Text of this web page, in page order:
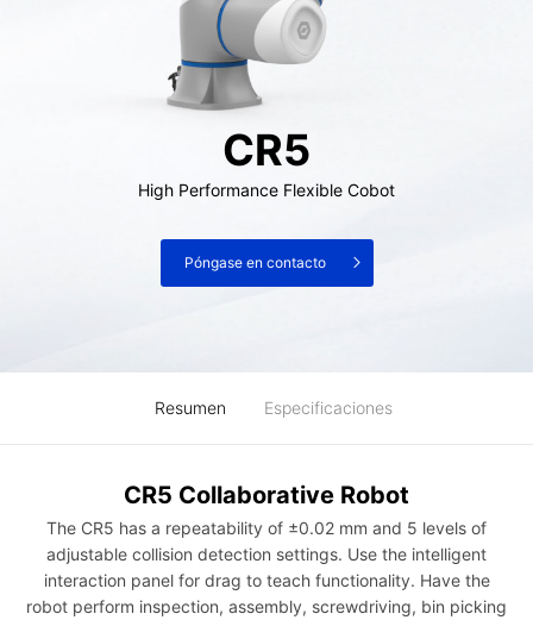
CR5
High Performance Flexible Cobot
Póngase en contacto
Resumen Especificaciones
CR5 Collaborative Robot
The CR5 has a repeatability of ±0.02 mm and 5 levels of
adjustable collision detection settings. Use the intelligent
interaction panel for drag to teach functionality. Have the
robot perform inspection, assembly, screwdriving, bin picking